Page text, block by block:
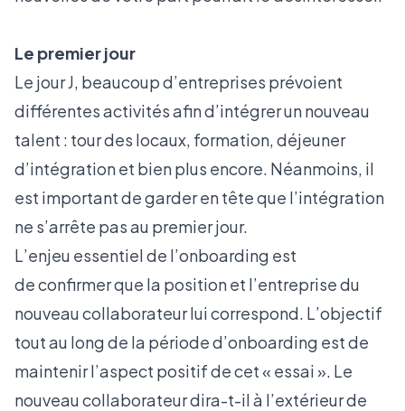
Le premier jour
Le jour J, beaucoup d’entreprises prévoient
différentes activités afin d’intégrer un nouveau
talent : tour des locaux, formation, déjeuner
d’intégration et bien plus encore. Néanmoins, il
est important de garder en tête que l’intégration
ne s’arrête pas au premier jour.
L’enjeu essentiel de l’onboarding est
de confirmer que la position et l’entreprise du
nouveau collaborateur lui correspond. L’objectif
tout au long de la période d’onboarding est de
maintenir l’aspect positif de cet « essai ». Le
nouveau collaborateur dira-t-il à l’extérieur de